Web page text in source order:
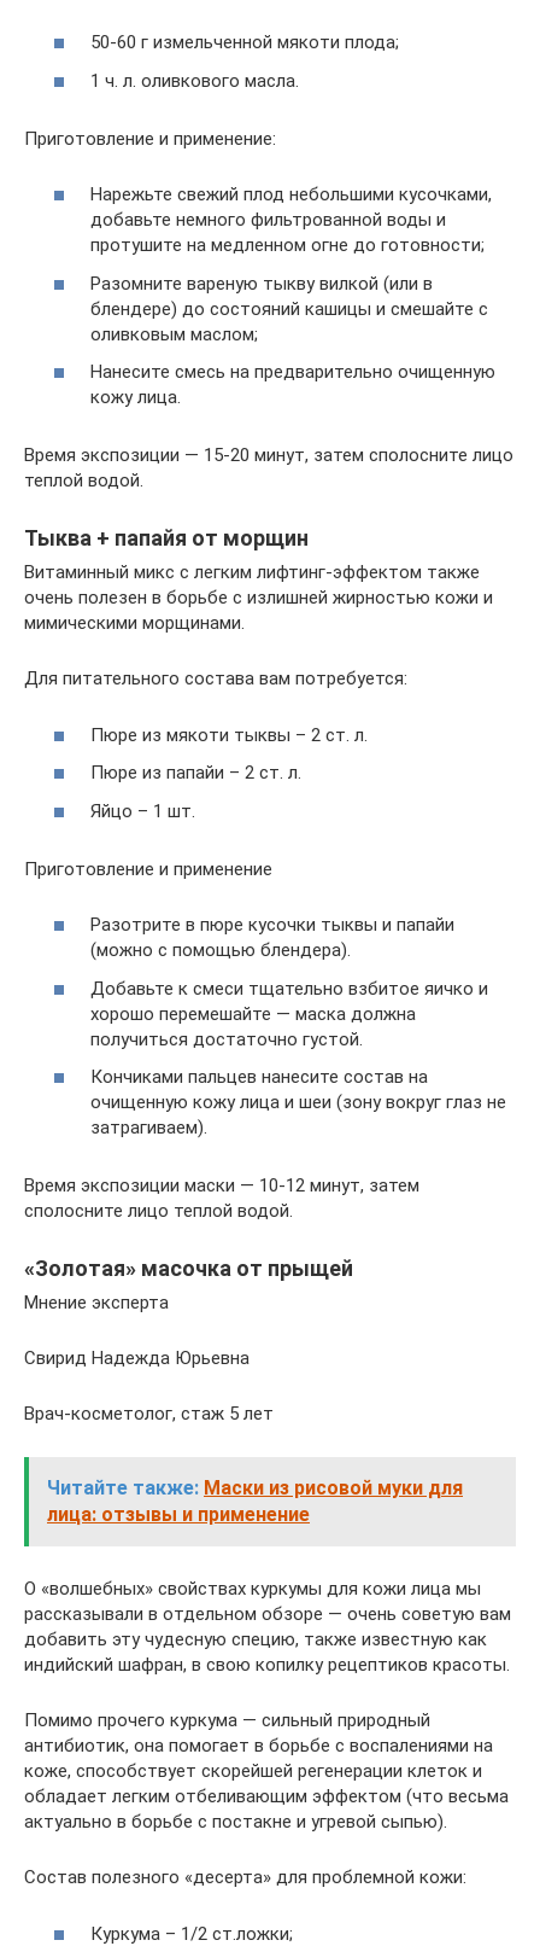
50-60 г измельченной мякоти плода;
1 ч. л. оливкового масла.
Приготовление и применение:
Нарежьте свежий плод небольшими кусочками,
добавьте немного фильтрованной воды и
протушите на медленном огне до готовности;
Разомните вареную тыкву вилкой (или в
блендере) до состояний кашицы и смешайте с
оливковым маслом;
Нанесите смесь на предварительно очищенную
кожу лица.
Время экспозиции — 15-20 минут, затем сполосните лицо
теплой водой.
Тыква + папайя от морщин
Витаминный микс с легким лифтинг-эффектом также
очень полезен в борьбе с излишней жирностью кожи и
мимическими морщинами.
Для питательного состава вам потребуется:
Пюре из мякоти тыквы – 2 ст. л.
Пюре из папайи – 2 ст. л.
Яйцо – 1 шт.
Приготовление и применение
Разотрите в пюре кусочки тыквы и папайи
(можно с помощью блендера).
Добавьте к смеси тщательно взбитое яичко и
хорошо перемешайте — маска должна
получиться достаточно густой.
Кончиками пальцев нанесите состав на
очищенную кожу лица и шеи (зону вокруг глаз не
затрагиваем).
Время экспозиции маски — 10-12 минут, затем
сполосните лицо теплой водой.
«Золотая» масочка от прыщей
Мнение эксперта
Свирид Надежда Юрьевна
Врач-косметолог, стаж 5 лет
Читайте также: Маски из рисовой муки для
лица: отзывы и применение
О «волшебных» свойствах куркумы для кожи лица мы
рассказывали в отдельном обзоре — очень советую вам
добавить эту чудесную специю, также известную как
индийский шафран, в свою копилку рецептиков красоты.
Помимо прочего куркума — сильный природный
антибиотик, она помогает в борьбе с воспалениями на
коже, способствует скорейшей регенерации клеток и
обладает легким отбеливающим эффектом (что весьма
актуально в борьбе с постакне и угревой сыпью).
Состав полезного «десерта» для проблемной кожи:
Куркума – 1/2 ст.ложки;